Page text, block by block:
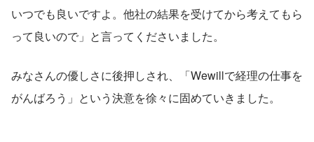
いつでも良いですよ。他社の結果を受けてから考えてもら
って良いので」と言ってくださいました。
みなさんの優しさに後押しされ、「Wewillで経理の仕事を
がんばろう」という決意を徐々に固めていきました。